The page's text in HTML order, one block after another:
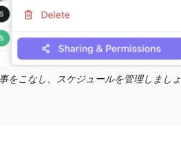
をこなし、スケジュールを管理しましょ